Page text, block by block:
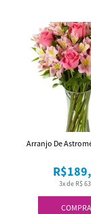
3x de R$
Arranjo De